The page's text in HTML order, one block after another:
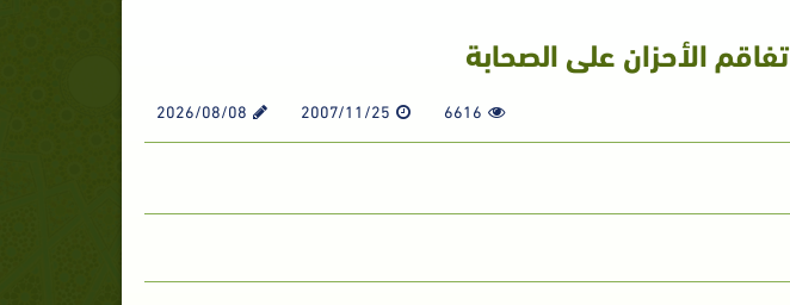
تفاقم الأحزان على الصحابة‏‏
6616
2007/11/25
2026/08/08